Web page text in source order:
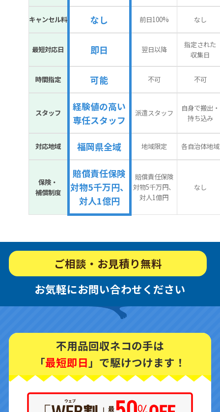
キャンセル料 なし 前日100% なし
最短対応日 即日 翌日以降
指定された
収集日
時間指定 可能 不可 不可
スタッフ
経験値の高い
専任スタッフ
派遣スタッフ
自身で搬出・
持ち込み
対応地域 福岡県全域 地域限定 各自治体地域
保険・
補償制度
賠償責任保険
対物5千万円、
対人1億円
賠償責任保険
対物5千万円、
対人1億円
なし
ご相談・お見積り無料
お気軽にお問い合わせください
不用品回収ネコの手は
「最短即日 」で駆けつけます！